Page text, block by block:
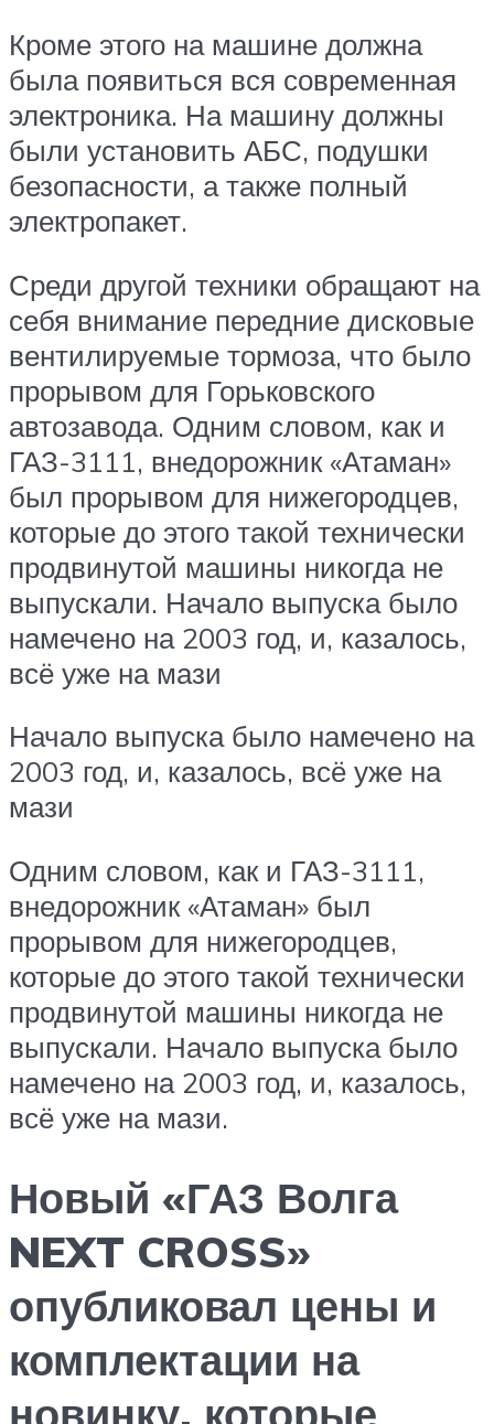
Кроме этого на машине должна
была появиться вся современная
электроника. На машину должны
были установить АБС, подушки
безопасности, а также полный
электропакет.
Среди другой техники обращают на
себя внимание передние дисковые
вентилируемые тормоза, что было
прорывом для Горьковского
автозавода. Одним словом, как и
ГАЗ-3111, внедорожник «Атаман»
был прорывом для нижегородцев,
которые до этого такой технически
продвинутой машины никогда не
выпускали. Начало выпуска было
намечено на 2003 год, и, казалось,
всё уже на мази
Начало выпуска было намечено на
2003 год, и, казалось, всё уже на
мази
Одним словом, как и ГАЗ-3111,
внедорожник «Атаман» был
прорывом для нижегородцев,
которые до этого такой технически
продвинутой машины никогда не
выпускали. Начало выпуска было
намечено на 2003 год, и, казалось,
всё уже на мази.
Новый «ГАЗ Волга
NEXT CROSS»
опубликовал цены и
комплектации на
новинку, которые